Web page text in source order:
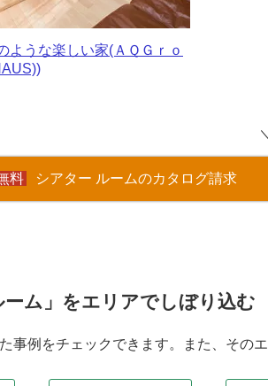
ような楽しい家(ＡＱＧｒｏ
シアター ルームのカタログ請求
ーム」をエリアでしぼり込む
事例をチェックできます。また、その